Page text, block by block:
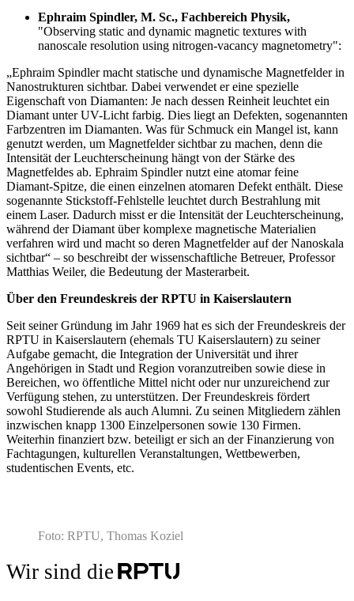
Ephraim Spindler, M. Sc., Fachbereich Physik,
"Observing static and dynamic magnetic textures with
nanoscale resolution using nitrogen-vacancy magnetometry":
„Ephraim Spindler macht statische und dynamische Magnetfelder in
Nanostrukturen sichtbar. Dabei verwendet er eine spezielle
Eigenschaft von Diamanten: Je nach dessen Reinheit leuchtet ein
Diamant unter UV-Licht farbig. Dies liegt an Defekten, sogenannten
Farbzentren im Diamanten. Was für Schmuck ein Mangel ist, kann
genutzt werden, um Magnetfelder sichtbar zu machen, denn die
Intensität der Leuchterscheinung hängt von der Stärke des
Magnetfeldes ab. Ephraim Spindler nutzt eine atomar feine
Diamant-Spitze, die einen einzelnen atomaren Defekt enthält. Diese
sogenannte Stickstoff-Fehlstelle leuchtet durch Bestrahlung mit
einem Laser. Dadurch misst er die Intensität der Leuchterscheinung,
während der Diamant über komplexe magnetische Materialien
verfahren wird und macht so deren Magnetfelder auf der Nanoskala
sichtbar“ – so beschreibt der wissenschaftliche Betreuer, Professor
Matthias Weiler, die Bedeutung der Masterarbeit.
Über den Freundeskreis der RPTU in Kaiserslautern
Seit seiner Gründung im Jahr 1969 hat es sich der Freundeskreis der
RPTU in Kaiserslautern (ehemals TU Kaiserslautern) zu seiner
Aufgabe gemacht, die Integration der Universität und ihrer
Angehörigen in Stadt und Region voranzutreiben sowie diese in
Bereichen, wo öffentliche Mittel nicht oder nur unzureichend zur
Verfügung stehen, zu unterstützen. Der Freundeskreis fördert
sowohl Studierende als auch Alumni. Zu seinen Mitgliedern zählen
inzwischen knapp 1300 Einzelpersonen sowie 130 Firmen.
Weiterhin finanziert bzw. beteiligt er sich an der Finanzierung von
Fachtagungen, kulturellen Veranstaltungen, Wettbewerben,
studentischen Events, etc.
Foto: RPTU, Thomas Koziel
Wir sind die